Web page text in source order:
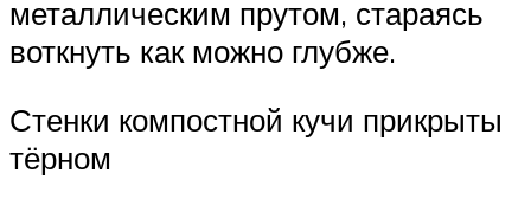
металлическим прутом, стараясь
воткнуть как можно глубже.
Стенки компостной кучи прикрыты
тёрном